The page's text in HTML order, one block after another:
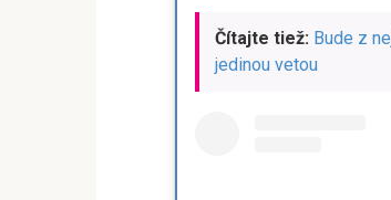
Čítajte tiež: Bude z
jedinou vetou